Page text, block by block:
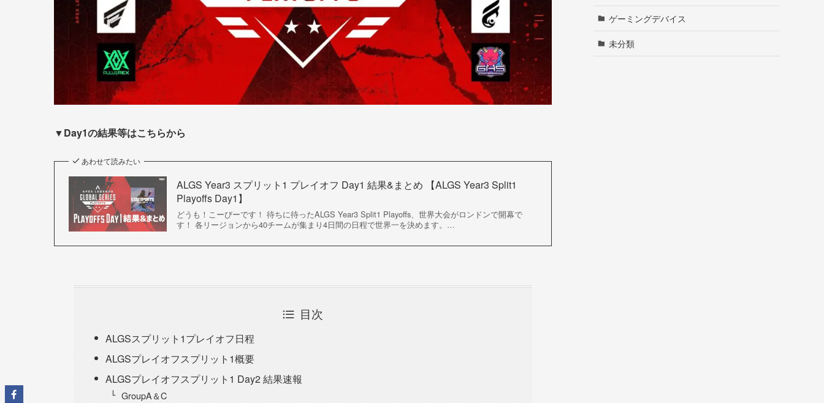
▼Day1の結果等はこちらから
あわせて読みたい
ALGS Year3 スプリット1 プレイオフ Day1 結果&まとめ 【ALGS Year3 Split1
Playoffs Day1】
どうも！こーびーです！ 待ちに待ったALGS Year3 Split1 Playoffs、世界大会がロンドンで開幕で
す！ 各リージョンから40チームが集まり4日間の日程で世界一を決めます。…
目次
ALGSスプリット1プレイオフ日程
ALGSプレイオフスプリット1概要
ALGSプレイオフスプリット1 Day2 結果速報
GroupA＆C
ゲーミングデバイス
未分類